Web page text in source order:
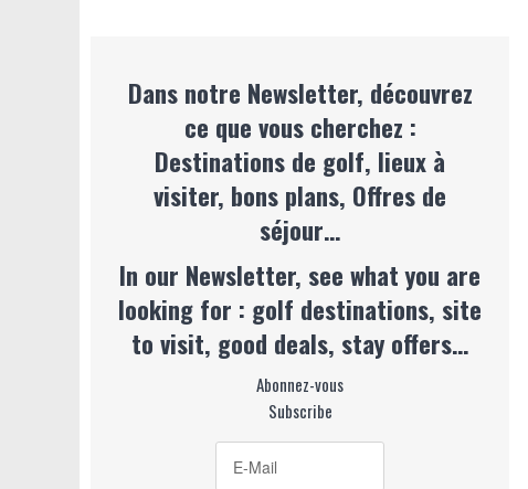
Dans notre Newsletter, découvrez
ce que vous cherchez :
Destinations de golf, lieux à
visiter, bons plans, Offres de
séjour…
In our Newsletter, see what you are
looking for : golf destinations, site
to visit, good deals, stay offers…
Abonnez-vous
Subscribe